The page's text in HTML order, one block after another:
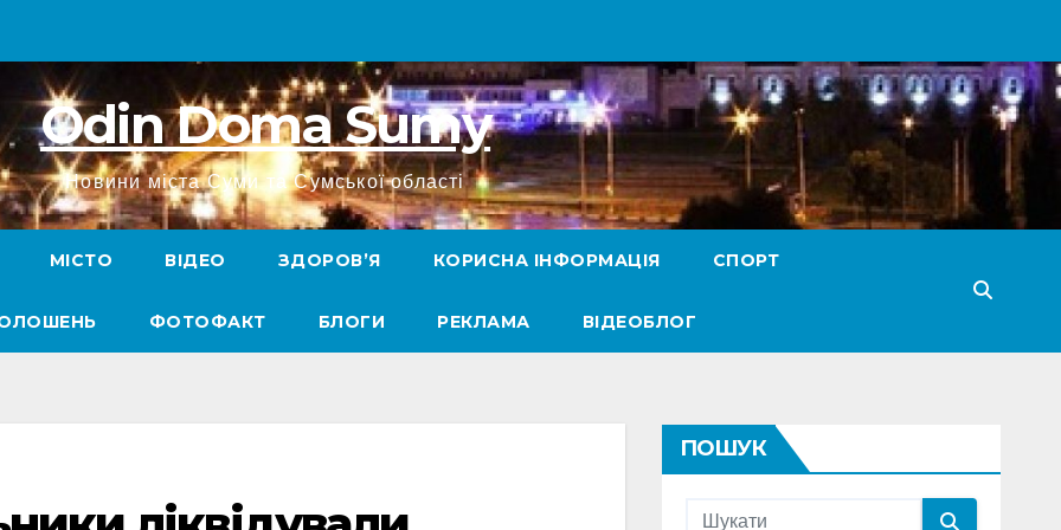
Odin Doma Sumy
Новини міста Суми та Сумської області
МІСТО ВІДЕО ЗДОРОВ’Я КОРИСНА ІНФОРМАЦІЯ СПОРТ
ФОТОФАКТ БЛОГИ РЕКЛАМА ВІДЕОБЛОГ
ПОШУК